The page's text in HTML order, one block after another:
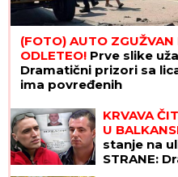
(FOTO) AUTO
ODLETEO! Prve slike
Dramatični prizori sa
ima povređenih
"Delije"
zvezda će
ovo je